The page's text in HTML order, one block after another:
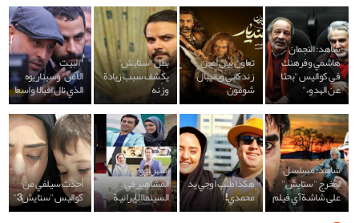
شاهد: النجمان
هاشمي وفرهنك
في كواليس "بحثا
عن الهدوء"
تعاون بين أمين
زندكاني وبانيبال
شومون
بطل "ستايش"
يكشف سبب زيادة
وزنه
"البيت
الآمن"وسيناريوه
الذي نال اقبالا واسعا
شاهد: مسلسل
لمخرج "ستايش"
على شاشة آي فيلم
هكذا طلب اوجي يد
محمدي!
أشهر ازواج
المشاهير في
السينما الإيرانية
أحدث سيلفي من
كواليس "ستايش3"